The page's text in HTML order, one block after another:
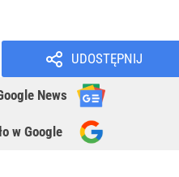
UDOSTĘPNIJ
News
w Google